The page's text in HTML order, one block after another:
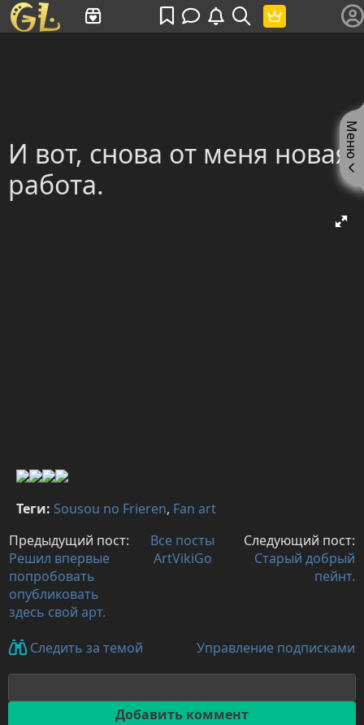
И вот, снова от меня новая
работа.
Теги: Sousou no Frieren, Fan art
Предыдущий пост:
Решил впервые
попробовать
опубликовать
здесь свой арт.
Все посты
ArtVikiGo
Следующий пост:
Старый добрый
пейнт.
Следить за темой Управление подписками
Меню